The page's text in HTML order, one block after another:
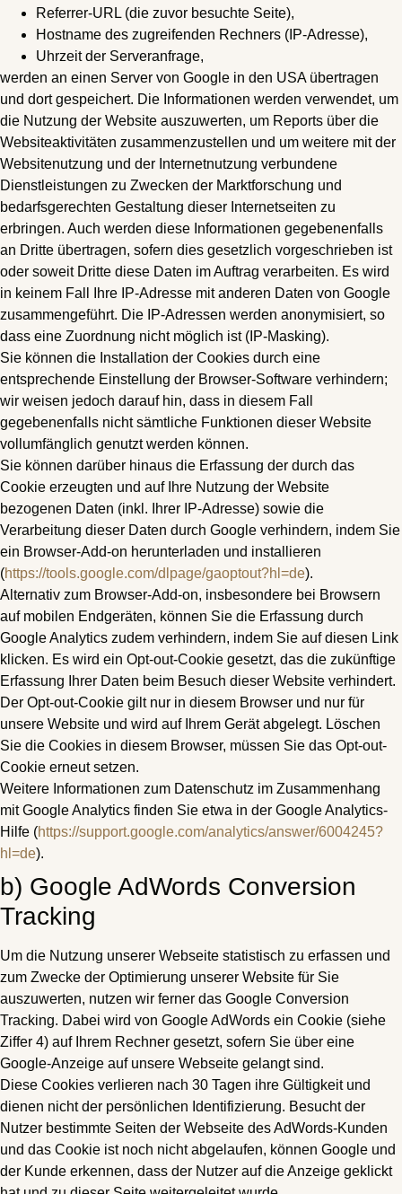
Referrer-URL (die zuvor besuchte Seite),
Hostname des zugreifenden Rechners (IP-Adresse),
Uhrzeit der Serveranfrage,
werden an einen Server von Google in den USA übertragen
und dort gespeichert. Die Informationen werden verwendet, um
die Nutzung der Website auszuwerten, um Reports über die
Websiteaktivitäten zusammenzustellen und um weitere mit der
Websitenutzung und der Internetnutzung verbundene
Dienstleistungen zu Zwecken der Marktforschung und
bedarfsgerechten Gestaltung dieser Internetseiten zu
erbringen. Auch werden diese Informationen gegebenenfalls
an Dritte übertragen, sofern dies gesetzlich vorgeschrieben ist
oder soweit Dritte diese Daten im Auftrag verarbeiten. Es wird
in keinem Fall Ihre IP-Adresse mit anderen Daten von Google
zusammengeführt. Die IP-Adressen werden anonymisiert, so
dass eine Zuordnung nicht möglich ist (IP-Masking).
Sie können die Installation der Cookies durch eine
entsprechende Einstellung der Browser-Software verhindern;
wir weisen jedoch darauf hin, dass in diesem Fall
gegebenenfalls nicht sämtliche Funktionen dieser Website
vollumfänglich genutzt werden können.
Sie können darüber hinaus die Erfassung der durch das
Cookie erzeugten und auf Ihre Nutzung der Website
bezogenen Daten (inkl. Ihrer IP-Adresse) sowie die
Verarbeitung dieser Daten durch Google verhindern, indem Sie
ein Browser-Add-on herunterladen und installieren
(https://tools.google.com/dlpage/gaoptout?hl=de).
Alternativ zum Browser-Add-on, insbesondere bei Browsern
auf mobilen Endgeräten, können Sie die Erfassung durch
Google Analytics zudem verhindern, indem Sie auf diesen Link
klicken. Es wird ein Opt-out-Cookie gesetzt, das die zukünftige
Erfassung Ihrer Daten beim Besuch dieser Website verhindert.
Der Opt-out-Cookie gilt nur in diesem Browser und nur für
unsere Website und wird auf Ihrem Gerät abgelegt. Löschen
Sie die Cookies in diesem Browser, müssen Sie das Opt-out-
Cookie erneut setzen.
Weitere Informationen zum Datenschutz im Zusammenhang
mit Google Analytics finden Sie etwa in der Google Analytics-
Hilfe (https://support.google.com/analytics/answer/6004245?
hl=de).
b) Google AdWords Conversion
Tracking
Um die Nutzung unserer Webseite statistisch zu erfassen und
zum Zwecke der Optimierung unserer Website für Sie
auszuwerten, nutzen wir ferner das Google Conversion
Tracking. Dabei wird von Google AdWords ein Cookie (siehe
Ziffer 4) auf Ihrem Rechner gesetzt, sofern Sie über eine
Google-Anzeige auf unsere Webseite gelangt sind.
Diese Cookies verlieren nach 30 Tagen ihre Gültigkeit und
dienen nicht der persönlichen Identifizierung. Besucht der
Nutzer bestimmte Seiten der Webseite des AdWords-Kunden
und das Cookie ist noch nicht abgelaufen, können Google und
der Kunde erkennen, dass der Nutzer auf die Anzeige geklickt